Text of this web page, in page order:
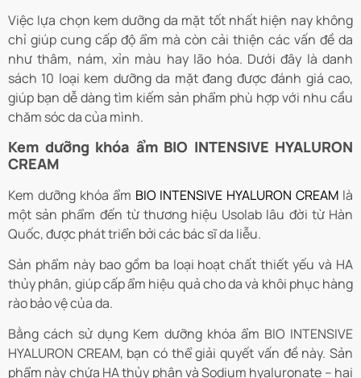
Việc lựa chọn kem dưỡng da mặt tốt nhất hiện nay không
chỉ giúp cung cấp độ ẩm mà còn cải thiện các vấn đề da
như thâm, nám, xỉn màu hay lão hóa. Dưới đây là danh
sách 10 loại kem dưỡng da mặt đang được đánh giá cao,
giúp bạn dễ dàng tìm kiếm sản phẩm phù hợp với nhu cầu
chăm sóc da của mình.
Kem dưỡng khóa ẩm BIO INTENSIVE HYALURON
CREAM
Kem dưỡng khóa ẩm BIO INTENSIVE HYALURON CREAM là
một sản phẩm đến từ thương hiệu Usolab lâu đời từ Hàn
Quốc, được phát triển bởi các bác sĩ da liễu.
Sản phẩm này bao gồm ba loại hoạt chất thiết yếu và HA
thủy phân, giúp cấp ẩm hiệu quả cho da và khôi phục hàng
rào bảo vệ của da.
Bằng cách sử dụng Kem dưỡng khóa ẩm BIO INTENSIVE
HYALURON CREAM, bạn có thể giải quyết vấn đề này. Sản
phẩm này chứa HA thủy phân và Sodium hyaluronate – hai